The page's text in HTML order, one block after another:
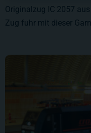
Originalzug IC 2057
Zug fuhr mit dieser